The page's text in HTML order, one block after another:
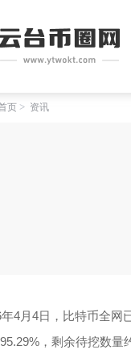
页 资讯
4月4日，比特币全网
，剩余待挖数量